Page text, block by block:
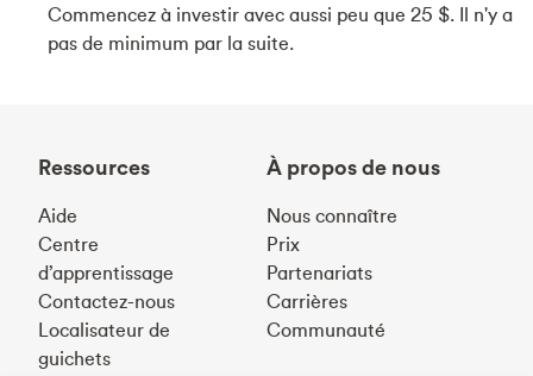
Commencez à investir avec aussi peu que 25 $. Il n'y a
pas de minimum par la suite.
Ressources
Aide
Centre
d’apprentissage
Contactez-nous
Localisateur de
guichets
À propos de nous
Nous connaître
Prix
Partenariats
Carrières
Communauté